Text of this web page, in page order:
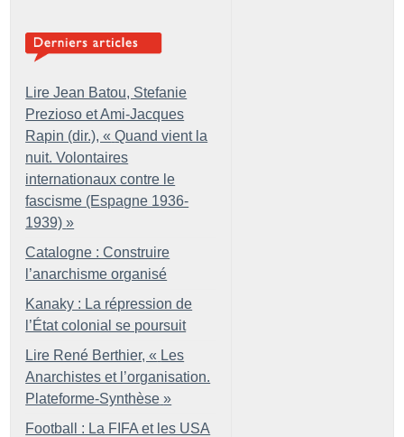
Lire Jean Batou, Stefanie
Prezioso et Ami-Jacques
Rapin (dir.), « Quand vient la
nuit. Volontaires
internationaux contre le
fascisme (Espagne 1936-
1939) »
Catalogne : Construire
l’anarchisme organisé
Kanaky : La répression de
l’État colonial se poursuit
Lire René Berthier, « Les
Anarchistes et l’organisation.
Plateforme-Synthèse »
Football : La FIFA et les USA